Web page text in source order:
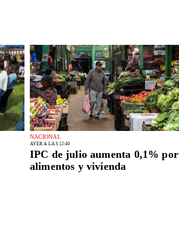
NACIONAL
AYER A LAS 12:40
IPC de julio aumenta 0,1% por
alimentos y vivienda